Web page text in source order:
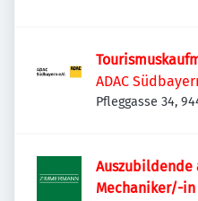
ADAC
Pfleggasse 34,
Mechaniker/-